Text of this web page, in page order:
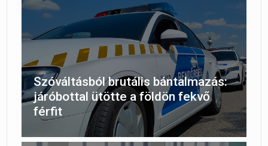
Szóváltásból brutális bántalmazás:
járóbottal ütötte a földön fekvő
férfit